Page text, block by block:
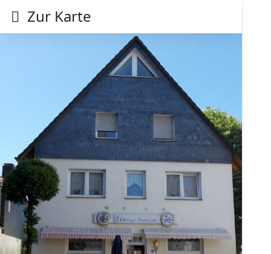
Zur Karte